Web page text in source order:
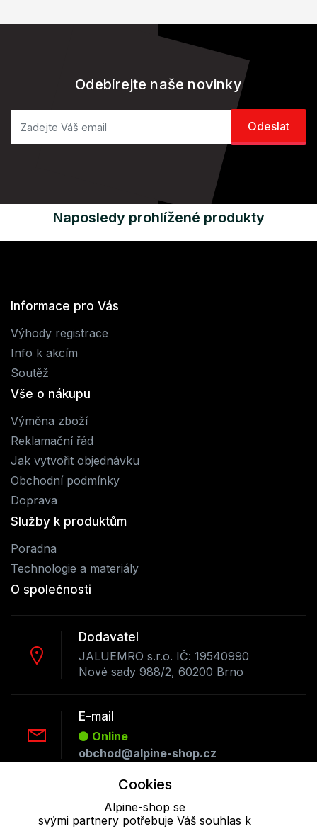
Odebírejte naše novinky
Naposledy prohlížené produkty
Informace pro Vás
Výhody registrace
Info k akcím
Soutěž
Vše o nákupu
Výměna zboží
Reklamační řád
Jak vytvořit objednávku
Obchodní podmínky
Doprava
Služby k produktům
Poradna
Technologie a materiály
O společnosti
Dodavatel
JALUEMRO s.r.o. IČ: 19540990
Nové sady 988/2, 60200 Brno
E-mail
Online
obchod@alpine-shop.cz
Offline
Cookies
Alpine-shop se
svými partnery potřebuje Váš souhlas k